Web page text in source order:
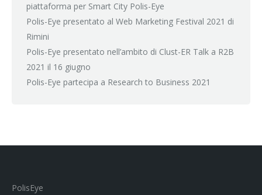
piattaforma per Smart City Polis-Eye
Polis-Eye presentato al Web Marketing Festival 2021 di
Rimini
Polis-Eye presentato nell’ambito di Clust-ER Talk a R2B
2021 il 16 giugno
Polis-Eye partecipa a Research to Business 2021
PolisEye